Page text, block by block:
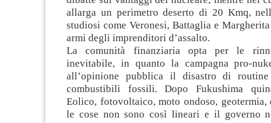
allarga un perimetro deserto di 20 Kmq,
studiosi come Veronesi, Battaglia e
armi degli imprenditori d’assalto.
La comunità finanziaria opta per le
inevitabile, in quanto la campagna pro-
all’opinione pubblica il disastro di
combustibili fossili. Dopo Fukushima
Eolico, fotovoltaico, moto ondoso,
le cose non sono così lineari e il governo